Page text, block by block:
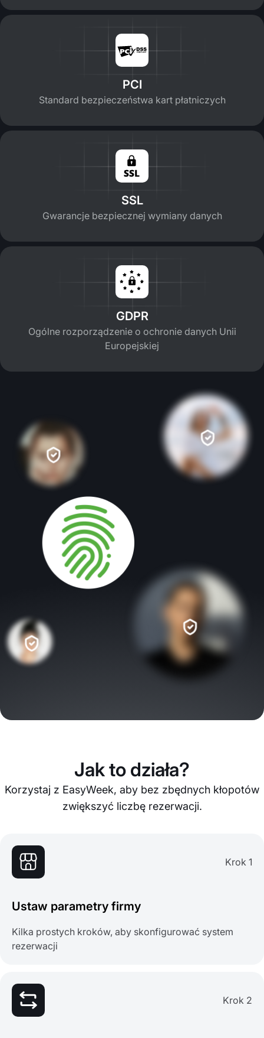
PCI
Standard bezpieczeństwa kart płatniczych
SSL
Gwarancje bezpiecznej wymiany danych
GDPR
Ogólne rozporządzenie o ochronie danych Unii
Europejskiej
Jak to działa?
Korzystaj z EasyWeek, aby bez zbędnych kłopotów
zwiększyć liczbę rezerwacji.
Krok 1
Ustaw parametry firmy
Kilka prostych kroków, aby skonfigurować system
rezerwacji
Krok 2